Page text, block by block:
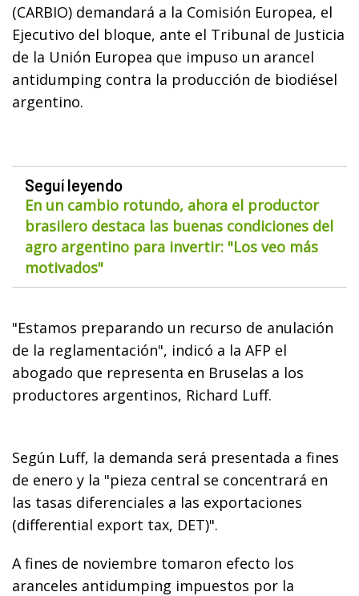
(CARBIO) demandará a la Comisión Europea, el
Ejecutivo del bloque, ante el Tribunal de Justicia
de la Unión Europea que impuso un arancel
antidumping contra la producción de biodiésel
argentino.
Seguí leyendo
En un cambio rotundo, ahora el productor
brasilero destaca las buenas condiciones del
agro argentino para invertir: "Los veo más
motivados"
"Estamos preparando un recurso de anulación
de la reglamentación", indicó a la AFP el
abogado que representa en Bruselas a los
productores argentinos, Richard Luff.
Según Luff, la demanda será presentada a fines
de enero y la "pieza central se concentrará en
las tasas diferenciales a las exportaciones
(differential export tax, DET)".
A fines de noviembre tomaron efecto los
aranceles antidumping impuestos por la